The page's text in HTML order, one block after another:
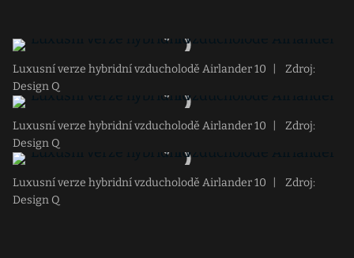
Luxusní verze hybridní vzducholodě Airlander 10
Zdroj:
Design Q
Luxusní verze hybridní vzducholodě Airlander 10
Zdroj:
Design Q
Luxusní verze hybridní vzducholodě Airlander 10
Zdroj:
Design Q